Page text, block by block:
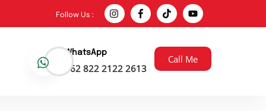
Follow Us :
WhatsApp
+62 822 2122 2613
Call Me